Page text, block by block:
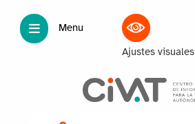
Menu
Ajustes visuales